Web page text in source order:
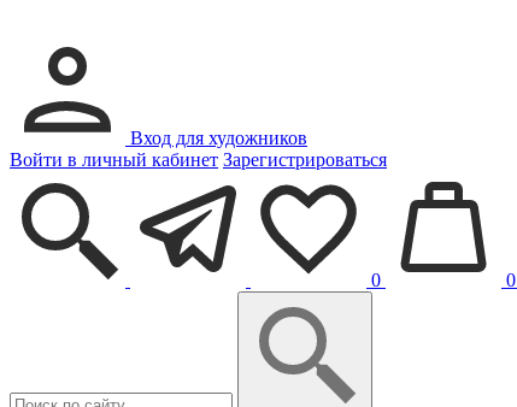
Вход для художников
Войти в личный кабинет Зарегистрироваться
0 0